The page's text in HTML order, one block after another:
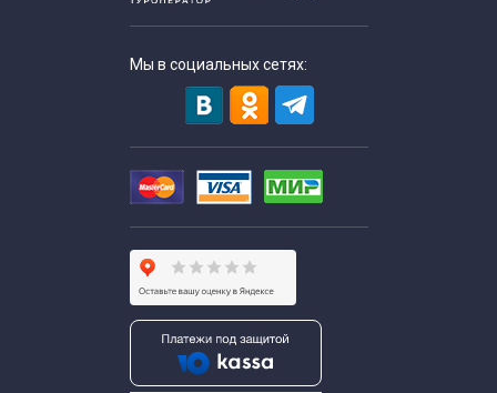
Экскурсии для школьников начальных классов
Экскурсии в музеи для школьников начальных классов
Экскурсии для школьников на каникулы
Однодневные экскурсии для школьников
Осенние экскурсии для школьников
Мы в социальных сетях: